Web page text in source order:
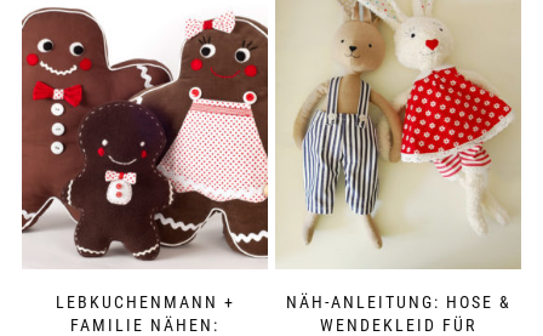
LEBKUCHENMANN +
FAMILIE NÄHEN:
NÄH-ANLEITUNG: HOSE &
WENDEKLEID FÜR